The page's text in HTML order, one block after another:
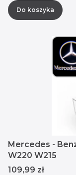
Do koszyka
Mercedes -
W220 W215
Cena
109,99 zł